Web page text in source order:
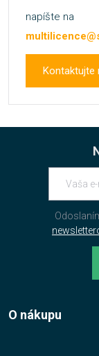
napíšte na
Kontaktujte
O nákupu